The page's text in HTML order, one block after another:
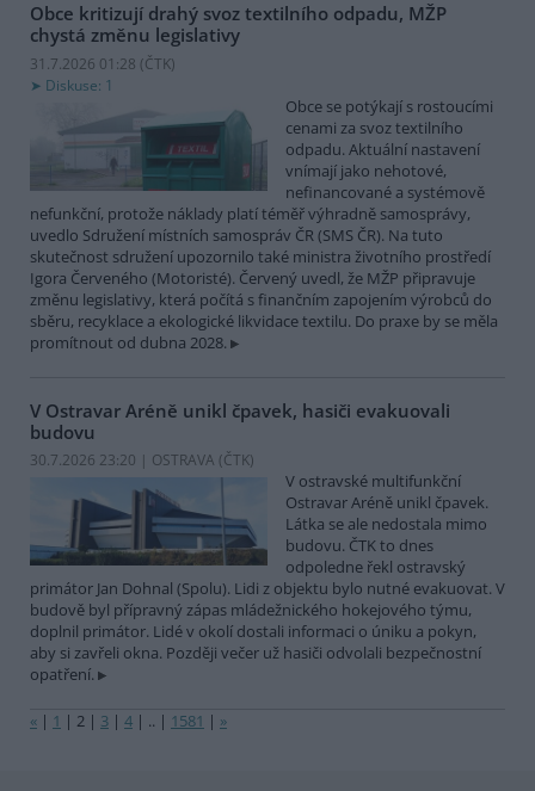
Obce kritizují drahý svoz textilního odpadu, MŽP
chystá změnu legislativy
31.7.2026 01:28 (ČTK)
Diskuse: 1
Obce se potýkají s rostoucími
cenami za svoz textilního
odpadu. Aktuální nastavení
vnímají jako nehotové,
nefinancované a systémově
nefunkční, protože náklady platí téměř výhradně samosprávy,
uvedlo Sdružení místních samospráv ČR (SMS ČR). Na tuto
skutečnost sdružení upozornilo také ministra životního prostředí
Igora Červeného (Motoristé). Červený uvedl, že MŽP připravuje
změnu legislativy, která počítá s finančním zapojením výrobců do
sběru, recyklace a ekologické likvidace textilu. Do praxe by se měla
promítnout od dubna 2028.
V Ostravar Aréně unikl čpavek, hasiči evakuovali
budovu
30.7.2026 23:20 | OSTRAVA (ČTK)
V ostravské multifunkční
Ostravar Aréně unikl čpavek.
Látka se ale nedostala mimo
budovu. ČTK to dnes
odpoledne řekl ostravský
primátor Jan Dohnal (Spolu). Lidi z objektu bylo nutné evakuovat. V
budově byl přípravný zápas mládežnického hokejového týmu,
doplnil primátor. Lidé v okolí dostali informaci o úniku a pokyn,
aby si zavřeli okna. Později večer už hasiči odvolali bezpečnostní
opatření.
« | 1 | 2 | 3 | 4 | .. | 1581 | »